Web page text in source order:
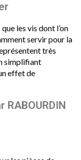
les vis dont l’on
servir pour la
très
simplifiant
effet de